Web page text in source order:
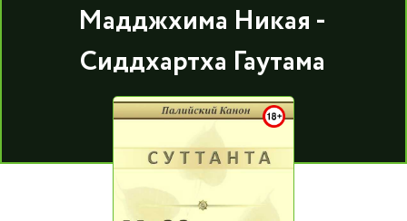
Мадджхима Никая -
Сиддхартха Гаутама